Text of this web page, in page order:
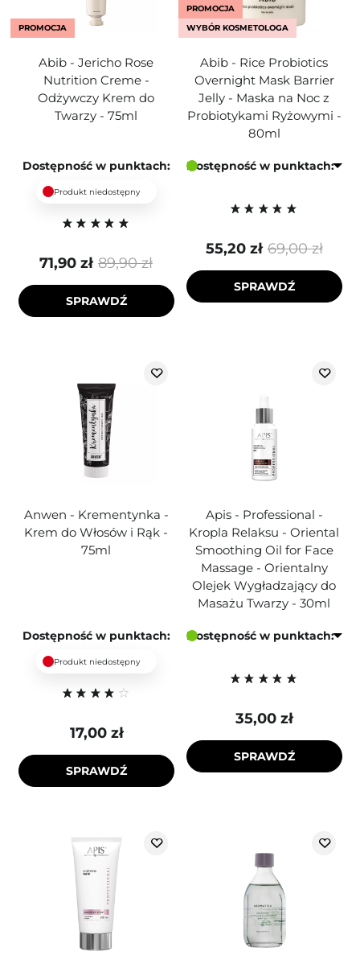
PROMOCJA
Abib - Jericho Rose
Nutrition Creme -
Odżywczy Krem do
Twarzy - 75ml
Dostępność w punktach:
Produkt niedostępny
89,90 zł
71,90 zł
SPRAWDŹ
PROMOCJA
WYBÓR KOSMETOLOGA
Abib - Rice Probiotics
Overnight Mask Barrier
Jelly - Maska na Noc z
Probiotykami Ryżowymi -
80ml
Dostępność w punktach:
69,00 zł
55,20 zł
SPRAWDŹ
Anwen - Krementynka -
Krem do Włosów i Rąk -
75ml
Dostępność w punktach:
Produkt niedostępny
17,00 zł
SPRAWDŹ
Apis - Professional -
Kropla Relaksu - Oriental
Smoothing Oil for Face
Massage - Orientalny
Olejek Wygładzający do
Masażu Twarzy - 30ml
Dostępność w punktach:
35,00 zł
SPRAWDŹ